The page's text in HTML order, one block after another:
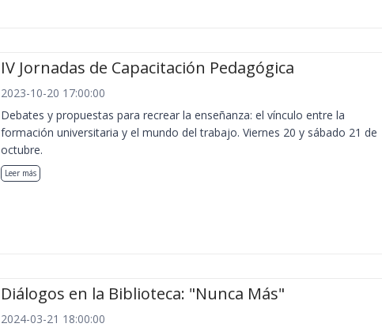
IV Jornadas de Capacitación Pedagógica
2023-10-20 17:00:00
Debates y propuestas para recrear la enseñanza: el vínculo entre la
formación universitaria y el mundo del trabajo. Viernes 20 y sábado 21 de
octubre.
Leer más
Diálogos en la Biblioteca: "Nunca Más"
2024-03-21 18:00:00